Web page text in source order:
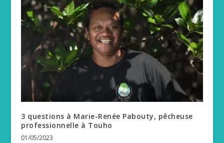
3 questions à Marie-Renée Pabouty, pêcheuse
professionnelle à Touho
01/05/2023